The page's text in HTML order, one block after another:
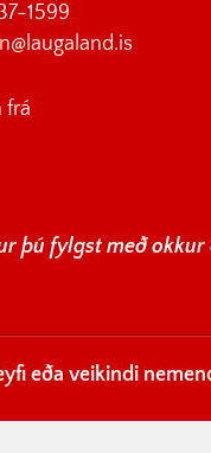
1599
frá
þú fylgst með okkur
eða veikindi